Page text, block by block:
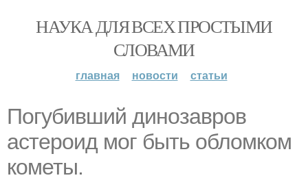
НАУКА ДЛЯ ВСЕХ ПРОСТЫМИ
СЛОВАМИ
главная новости статьи
Погубивший динозавров
астероид мог быть обломком
кометы.